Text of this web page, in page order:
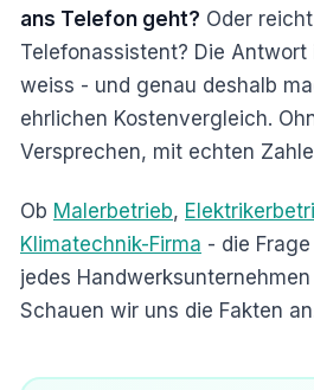
ans Telefon geht? Oder
Telefonassistent? Die
weiss - und genau deshalb
ehrlichen Kostenvergleich.
Versprechen, mit echten
Ob Malerbetrieb,
Klimatechnik-Firma - die
jedes
Schauen wir uns die Fakten